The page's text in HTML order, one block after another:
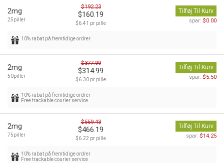
2mg
25piller
$192.23
$160.19
$6.41 pr pille
Tilføj Til Kurv
spar: $0.00
10% rabat på fremtidige ordrer
2mg
50piller
$377.99
$314.99
$6.30 pr pille
Tilføj Til Kurv
spar: $5.50
10% rabat på fremtidige ordrer
Free trackable courier service
2mg
75piller
$559.43
$466.19
$6.22 pr pille
Tilføj Til Kurv
spar: $14.25
10% rabat på fremtidige ordrer
Free trackable courier service